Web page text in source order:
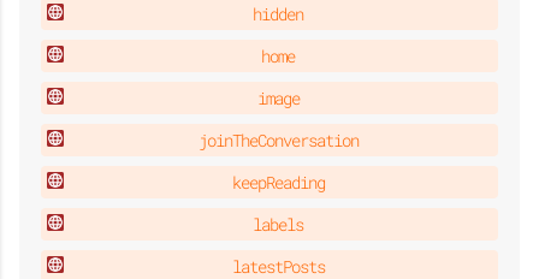
hidden
home
image
joinTheConversation
keepReading
labels
latestPosts